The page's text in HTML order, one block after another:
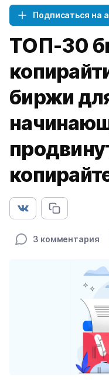
Подписаться на
ТОП-30
биржи
3 комментария